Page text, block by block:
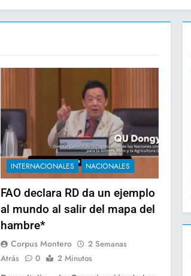
INTERNACIONALES NACIONALES
FAO declara RD da un ejemplo
al mundo al salir del mapa del
hambre*
Corpus Montero
2 Semanas
Atrás
0
2 Minutos